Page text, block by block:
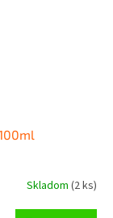
Skladom (2 ks)